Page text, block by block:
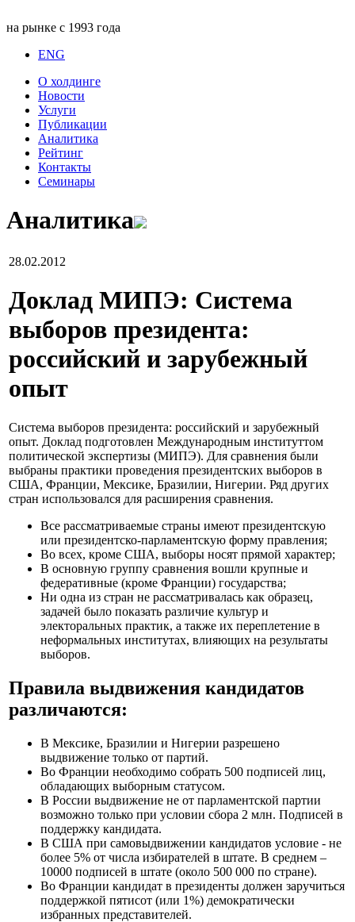
на рынке с 1993 года
ENG
О холдинге
Новости
Услуги
Публикации
Аналитика
Рейтинг
Контакты
Семинары
Аналитика
28.02.2012
Доклад МИПЭ: Система
выборов президента:
российский и зарубежный
опыт
Система выборов президента: российский и зарубежный
опыт. Доклад подготовлен Международным институттом
политической экспертизы (МИПЭ). Для сравнения были
выбраны практики проведения президентских выборов в
США, Франции, Мексике, Бразилии, Нигерии. Ряд других
стран использовался для расширения сравнения.
Все рассматриваемые страны имеют президентскую
или президентско-парламентскую форму правления;
Во всех, кроме США, выборы носят прямой характер;
В основную группу сравнения вошли крупные и
федеративные (кроме Франции) государства;
Ни одна из стран не рассматривалась как образец,
задачей было показать различие культур и
электоральных практик, а также их переплетение в
неформальных институтах, влияющих на результаты
выборов.
Правила выдвижения кандидатов
различаются:
В Мексике, Бразилии и Нигерии разрешено
выдвижение только от партий.
Во Франции необходимо собрать 500 подписей лиц,
обладающих выборным статусом.
В России выдвижение не от парламентской партии
возможно только при условии сбора 2 млн. Подписей в
поддержку кандидата.
В США при самовыдвижении кандидатов условие - не
более 5% от числа избирателей в штате. В среднем –
10000 подписей в штате (около 500 000 по стране).
Во Франции кандидат в президенты должен заручиться
поддержкой пятисот (или 1%) демократически
избранных представителей.